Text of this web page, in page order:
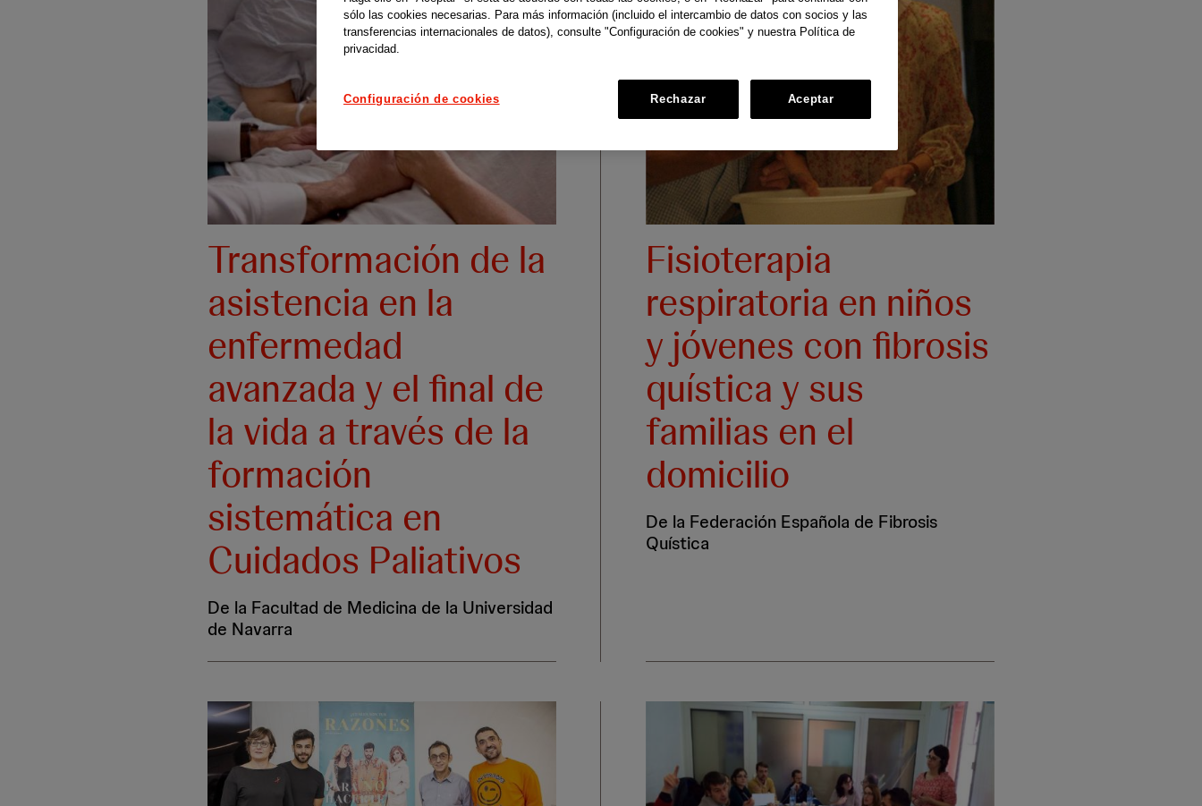
Transformación de la
asistencia en la
enfermedad
avanzada y el final de
la vida a través de la
formación
sistemática en
Cuidados Paliativos
De la Facultad de Medicina de la Universidad
de Navarra
Fisioterapia
respiratoria en niños
y jóvenes con fibrosis
quística y sus
familias en el
domicilio
De la Federación Española de Fibrosis
Quística
sólo las cookies necesarias. Para más información (incluido el intercambio de datos con socios y las
transferencias internacionales de datos), consulte "Configuración de cookies" y nuestra Política de
privacidad.
Configuración de cookies Rechazar Aceptar